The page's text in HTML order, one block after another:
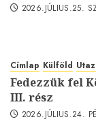
2026.JÚLIUS.25.
Címlap Külföld
Fedezzük fel
III. rész
2026.JÚLIUS.24.